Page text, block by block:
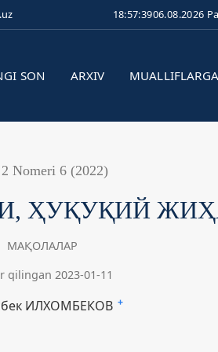
18:57:3906.08.2026
SON ARXIV MUALLIFLARGA
Nomeri 6 (2022)
ҲУҚУҚИЙ
МАҚОЛАЛАР
qilingan 2023-01-11
ИЛХОМБЕКОВ +